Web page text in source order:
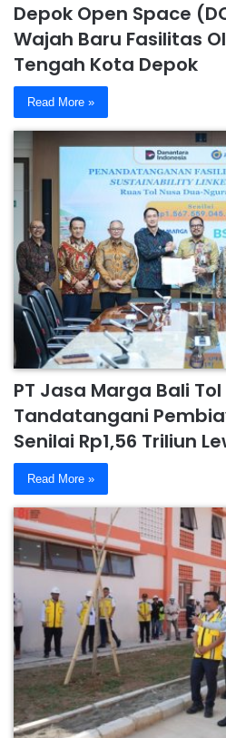
Depok Open Space
Wajah Baru Fasilitas
Tengah Kota Depok
Read More »
PT Jasa Marga Bali Tol
Tandatangani
Senilai Rp1,56 Triliun
Read More »